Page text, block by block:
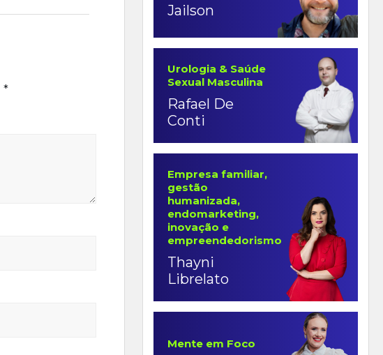
*
Jailson
Urologia & Saúde
Sexual Masculina
Rafael De
Conti
Empresa familiar,
gestão
humanizada,
endomarketing,
inovação e
empreendedorismo
Thayni
Librelato
Mente em Foco